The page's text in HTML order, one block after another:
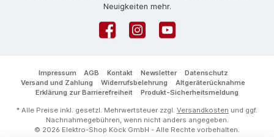
Neuigkeiten mehr.
FacebookInstagramYouTube
Impressum AGB Kontakt Newsletter
Datenschutz
Versand und Zahlung
Widerrufsbelehrung
Altgeräterücknahme
Erklärung zur Barrierefreiheit
Produkt-Sicherheitsmeldung
* Alle Preise inkl. gesetzl. Mehrwertsteuer zzgl. Versandkosten und ggf.
Nachnahmegebühren, wenn nicht anders angegeben.
© 2026 Elektro-Shop Köck GmbH - Alle Rechte vorbehalten.